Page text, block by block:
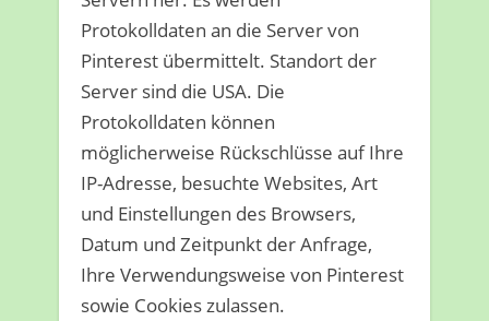
Protokolldaten an die Server von
Pinterest übermittelt. Standort der
Server sind die USA. Die
Protokolldaten können
möglicherweise Rückschlüsse auf Ihre
IP-Adresse, besuchte Websites, Art
und Einstellungen des Browsers,
Datum und Zeitpunkt der Anfrage,
Ihre Verwendungsweise von Pinterest
sowie Cookies zulassen.